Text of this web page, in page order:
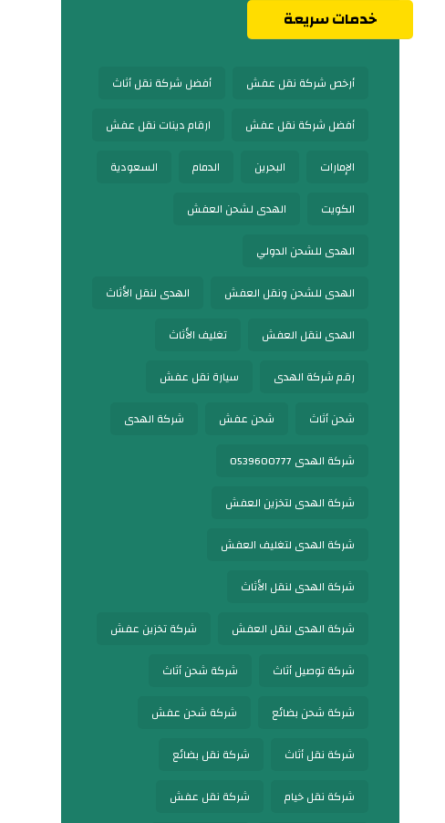
خدمات سريعة
أرخص شركة نقل عفش أفضل شركة نقل أثاث
أفضل شركة نقل عفش ارقام دينات نقل عفش
الإمارات البحرين الدمام السعودية
الكويت الهدى لشحن العفش
الهدى للشحن الدولي
الهدى للشحن ونقل العفش الهدى لنقل الأثاث
الهدى لنقل العفش تغليف الأثاث
رقم شركة الهدى سيارة نقل عفش
شحن أثاث شحن عفش شركة الهدى
شركة الهدى 0539600777
شركة الهدى لتخزين العفش
شركة الهدى لتغليف العفش
شركة الهدى لنقل الأثاث
شركة الهدى لنقل العفش شركة تخزين عفش
شركة توصيل أثاث شركة شحن أثاث
شركة شحن بضائع شركة شحن عفش
شركة نقل أثاث شركة نقل بضائع
شركة نقل خيام شركة نقل عفش